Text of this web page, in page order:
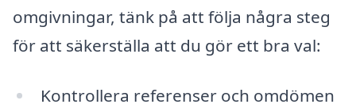
omgivningar, tänk på att följa några steg
för att säkerställa att du gör ett bra val:
Kontrollera referenser och omdömen